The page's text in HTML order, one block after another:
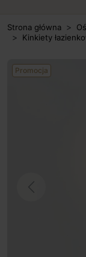
Strona główna
Kinkiety
Promocja